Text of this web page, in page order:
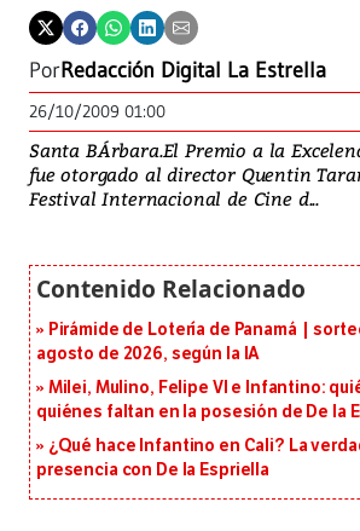
PorRedacción Digital La Estrella
26/10/2009 01:00
Santa BÁrbara.El Premio a la
fue otorgado al director Quentin
Festival Internacional de Cine d...
Pirámide de Lotería de Panamá |
agosto de 2026, según la IA
Milei, Mulino, Felipe VI e Infantino:
quiénes faltan en la posesión de De la
¿Qué hace Infantino en Cali? La
presencia con De la Espriella